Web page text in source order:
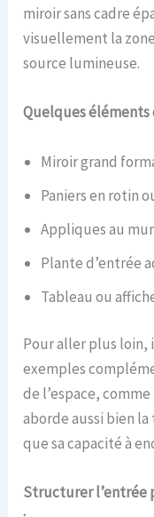
miroir sans cadre
visuellement la
source lumineuse.
Quelques éléments
Miroir grand
Paniers en rotin
Appliques au
Plante d’entrée
Tableau ou
Pour aller plus
exemples
de l’espace, comme
aborde aussi bien
que sa capacité à
Structurer l’entrée